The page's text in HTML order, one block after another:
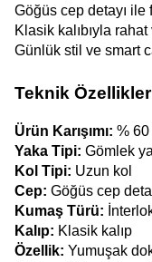
Göğüs cep detayı ile
Klasik kalıbıyla rahat
Günlük stil ve smart
Teknik Özellikler
Ürün Karışımı: %
Yaka Tipi: Gömlek
Kol Tipi: Uzun kol
Cep: Göğüs cep
Kumaş Türü:
Kalıp: Klasik kalıp
Özellik: Yumuşak